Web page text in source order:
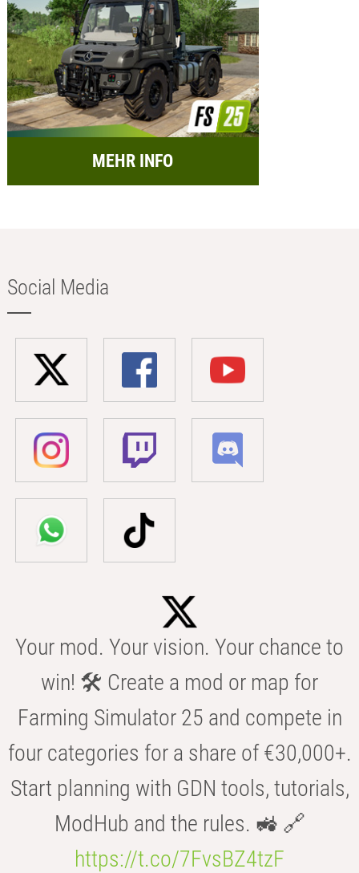
MEHR INFO
Social Media
Your mod. Your vision. Your chance to
win! 🛠️ Create a mod or map for
Farming Simulator 25 and compete in
four categories for a share of €30,000+.
Start planning with GDN tools, tutorials,
ModHub and the rules. 🚜 🔗
https://t.co/7FvsBZ4tzF